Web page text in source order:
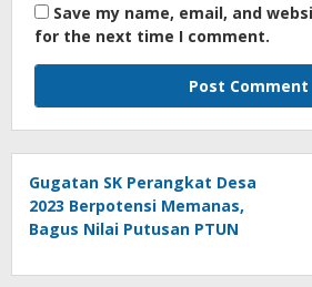
Save my name, email, and
for the next time I comment.
Gugatan SK Perangkat Desa
2023 Berpotensi Memanas,
Bagus Nilai Putusan PTUN